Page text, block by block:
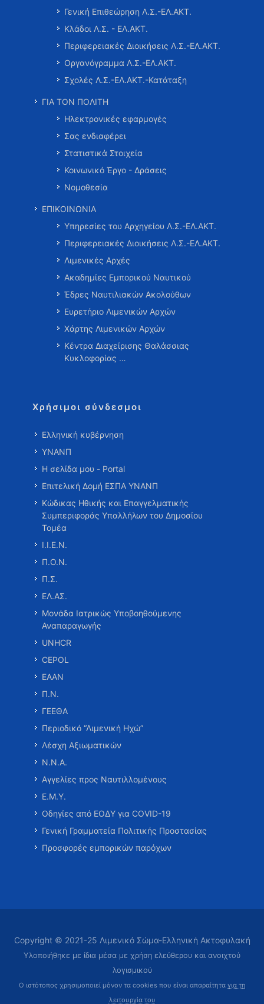
Γενική Επιθεώρηση Λ.Σ.-ΕΛ.ΑΚΤ.
Κλάδοι Λ.Σ. - ΕΛ.ΑΚΤ.
Περιφερειακές Διοικήσεις Λ.Σ.-ΕΛ.ΑΚΤ.
Οργανόγραμμα Λ.Σ.-ΕΛ.ΑΚΤ.
Σχολές Λ.Σ.-ΕΛ.ΑΚΤ.-Κατάταξη
ΓΙΑ ΤΟΝ ΠΟΛΙΤΗ
Ηλεκτρονικές εφαρμογές
Σας ενδιαφέρει
Στατιστικά Στοιχεία
Κοινωνικό Έργο - Δράσεις
Νομοθεσία
ΕΠΙΚΟΙΝΩΝΙΑ
Υπηρεσίες του Αρχηγείου Λ.Σ.-ΕΛ.ΑΚΤ.
Περιφερειακές Διοικήσεις Λ.Σ.-ΕΛ.ΑΚΤ.
Λιμενικές Αρχές
Ακαδημίες Εμπορικού Ναυτικού
Έδρες Ναυτιλιακών Ακολούθων
Ευρετήριο Λιμενικών Αρχών
Χάρτης Λιμενικών Αρχών
Κέντρα Διαχείρισης Θαλάσσιας
Κυκλοφορίας …
Χρήσιμοι σύνδεσμοι
Ελληνική κυβέρνηση
ΥΝΑΝΠ
Η σελίδα μου - Portal
Επιτελική Δομή ΕΣΠΑ ΥΝΑΝΠ
Κώδικας Ηθικής και Επαγγελματικής
Συμπεριφοράς Υπαλλήλων του Δημοσίου
Τομέα
Ι.Ι.Ε.Ν.
Π.Ο.Ν.
Π.Σ.
ΕΛ.ΑΣ.
Μονάδα Ιατρικώς Υποβοηθούμενης
Αναπαραγωγής
UNHCR
CEPOL
ΕΑΑΝ
Π.Ν.
ΓΕΕΘΑ
Περιοδικό “Λιμενική Ηχώ”
Λέσχη Αξιωματικών
Ν.Ν.Α.
Αγγελίες προς Ναυτιλλομένους
Ε.Μ.Υ.
Οδηγίες από ΕΟΔΥ για COVID-19
Γενική Γραμματεία Πολιτικής Προστασίας
Προσφορές εμπορικών παρόχων
Copyright © 2021-25 Λιμενικό Σώμα-Ελληνική Ακτοφυλακή
Υλοποιήθηκε με ίδια μέσα με χρήση ελεύθερου και ανοιχτού
λογισμικού
Ο ιστότοπος χρησιμοποιεί μόνον τα cookies που είναι απαραίτητα για τη
λειτουργία του